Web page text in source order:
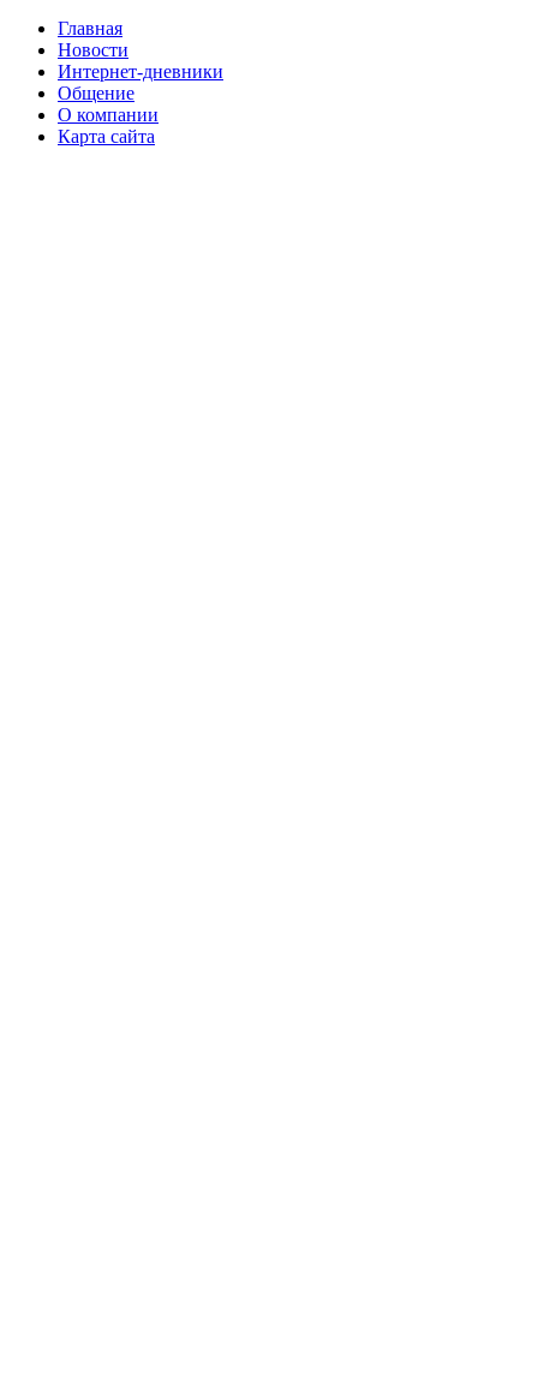
Главная
Новости
Интернет-дневники
Общение
О компании
Карта сайта